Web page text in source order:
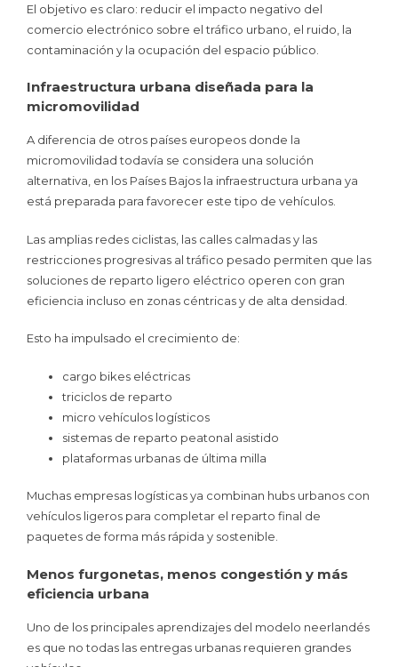
El objetivo es claro: reducir el impacto negativo del
comercio electrónico sobre el tráfico urbano, el ruido, la
contaminación y la ocupación del espacio público.
Infraestructura urbana diseñada para la
micromovilidad
A diferencia de otros países europeos donde la
micromovilidad todavía se considera una solución
alternativa, en los Países Bajos la infraestructura urbana ya
está preparada para favorecer este tipo de vehículos.
Las amplias redes ciclistas, las calles calmadas y las
restricciones progresivas al tráfico pesado permiten que las
soluciones de reparto ligero eléctrico operen con gran
eficiencia incluso en zonas céntricas y de alta densidad.
Esto ha impulsado el crecimiento de:
cargo bikes eléctricas
triciclos de reparto
micro vehículos logísticos
sistemas de reparto peatonal asistido
plataformas urbanas de última milla
Muchas empresas logísticas ya combinan hubs urbanos con
vehículos ligeros para completar el reparto final de
paquetes de forma más rápida y sostenible.
Menos furgonetas, menos congestión y más
eficiencia urbana
Uno de los principales aprendizajes del modelo neerlandés
es que no todas las entregas urbanas requieren grandes